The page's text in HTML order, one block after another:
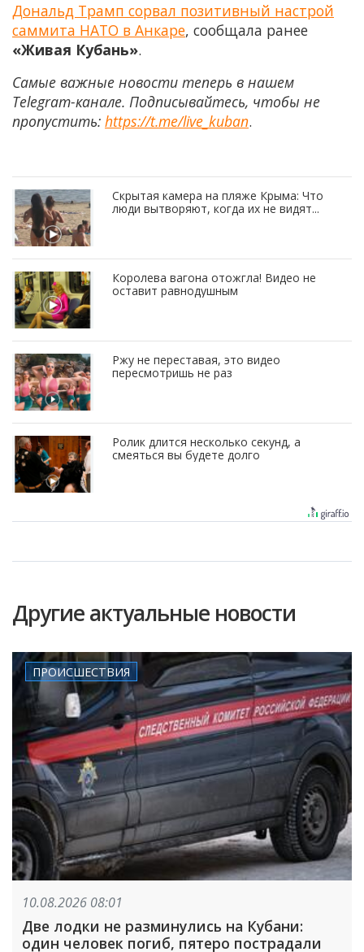
Дональд Трамп сорвал позитивный настрой
саммита НАТО в Анкаре, сообщала ранее
«Живая Кубань».
Самые важные новости теперь в нашем
Telegram-канале. Подписывайтесь, чтобы не
пропустить: https://t.me/live_kuban.
Скрытая камера на пляже Крыма: Что
люди вытворяют, когда их не видят...
Королева вагона отожгла! Видео не
оставит равнодушным
Ржу не переставая, это видео
пересмотришь не раз
Ролик длится несколько секунд, а
смеяться вы будете долго
Другие актуальные новости
ПРОИСШЕСТВИЯ
10.08.2026 08:01
Две лодки не разминулись на Кубани:
один человек погиб, пятеро пострадали